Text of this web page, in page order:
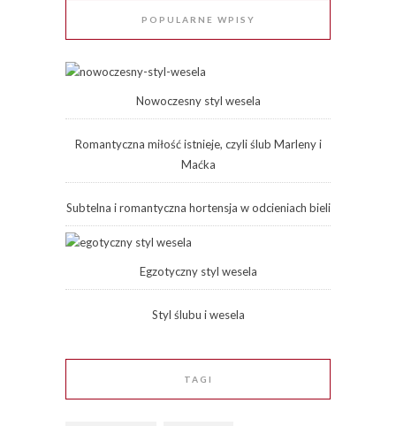
POPULARNE WPISY
Nowoczesny styl wesela
Romantyczna miłość istnieje, czyli ślub Marleny i
Maćka
Subtelna i romantyczna hortensja w odcieniach bieli
Egzotyczny styl wesela
Styl ślubu i wesela
TAGI